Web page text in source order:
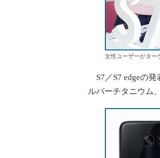
女性ユーザーがター
S7／S7 edgeの
ルバーチタニウム